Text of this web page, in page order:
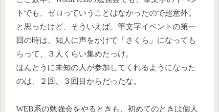
トでも、ゼロっていうことはなかったので超意外。
と思ったけど、そういえば、筆文字イベントの第一
回の時は、知人に声をかけて「さくら」になっても
らって、３人くらい集めたっけ。
ほんとうに未知の人が参加してくれるようになった
のは、２回、３回目からだったな。
WEB系の勉強会をやるときも、初めてのときは個人